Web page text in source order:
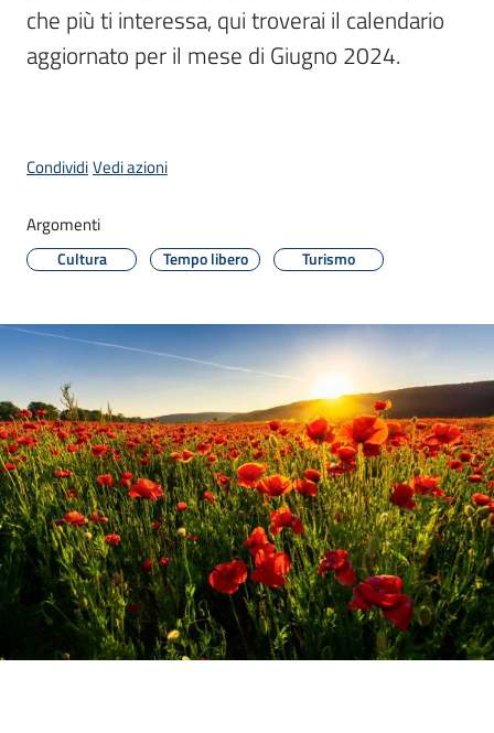
o
A
argomenti...
Seguici
su
che più ti interessa, qui troverai il calendario
aggiornato per il mese di Giugno 2024.
CondividiVedi azioni
Argomenti
Cultura Tempo libero Turismo